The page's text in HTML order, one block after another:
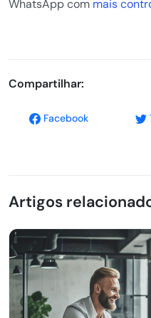
WhatsApp com mais
Compartilhar:
Facebook
Artigos